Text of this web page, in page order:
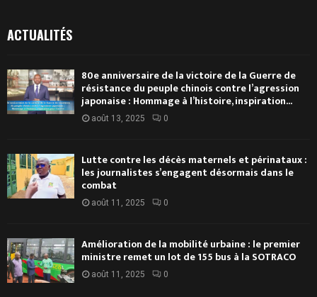
ACTUALITÉS
80e anniversaire de la victoire de la Guerre de
résistance du peuple chinois contre l’agression
japonaise : Hommage à l’histoire, inspiration...
août 13, 2025 0
Lutte contre les décès maternels et périnataux :
les journalistes s’engagent désormais dans le
combat
août 11, 2025 0
Amélioration de la mobilité urbaine : le premier
ministre remet un lot de 155 bus à la SOTRACO
août 11, 2025 0